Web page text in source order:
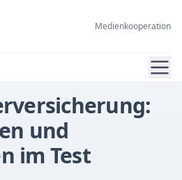
Medienkooperation
und
im Test